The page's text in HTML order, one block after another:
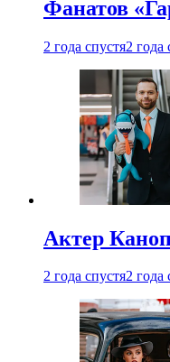
Фанатов
2 года спустя2 года
Актер
2 года спустя2 года